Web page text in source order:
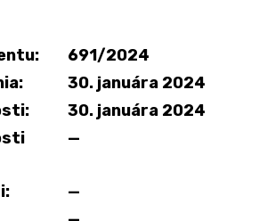
691/2024
30. januára 2024
30. januára 2024
—
—